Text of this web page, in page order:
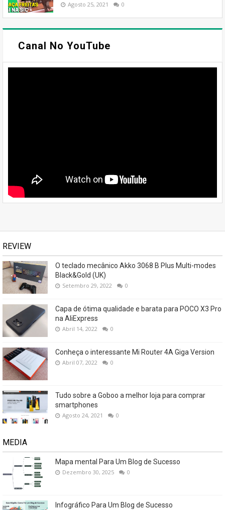
Agosto 25, 2021 0
Canal No YouTube
REVIEW
O teclado mecânico Akko 3068 B Plus Multi-modes
Black&Gold (UK)
Setembro 29, 2022 0
Capa de ótima qualidade e barata para POCO X3 Pro
na AliExpress
Abril 14, 2022 0
Conheça o interessante Mi Router 4A Giga Version
Abril 07, 2022 0
Tudo sobre a Goboo a melhor loja para comprar
smartphones
Agosto 24, 2021 0
MEDIA
Mapa mental Para Um Blog de Sucesso
Dezembro 30, 2025 0
Infográfico Para Um Blog de Sucesso